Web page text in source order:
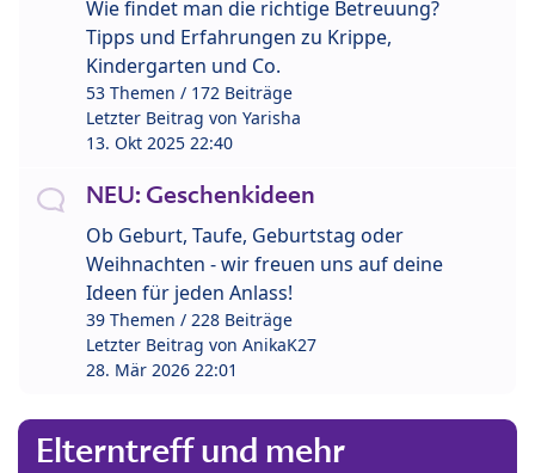
Wie findet man die richtige Betreuung?
Tipps und Erfahrungen zu Krippe,
Kindergarten und Co.
53 Themen / 172 Beiträge
Letzter Beitrag von Yarisha
13. Okt 2025 22:40
NEU: Geschenkideen
Ob Geburt, Taufe, Geburtstag oder
Weihnachten - wir freuen uns auf deine
Ideen für jeden Anlass!
39 Themen / 228 Beiträge
Letzter Beitrag von AnikaK27
28. Mär 2026 22:01
Elterntreff und mehr